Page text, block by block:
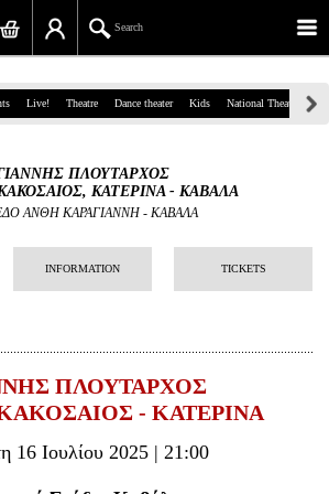
Search
39, Panepistimiou Str, Athens
info@ticketservices.gr
Sign up/Sign in
Personal Data
Information
Live! Theatre Dance theater Kids National Theatre
ΠΛΟΥΤΑΡΧΟΣ
ΚΑΤΕΡΙΝΑ - ΚΑΒΑΛΑ
ΑΝΘΗ ΚΑΡΑΓΙΑΝΝΗ - ΚΑΒΑΛΑ
INFORMATION TICKETS
ΠΛΟΥΤΑΡΧΟΣ
- ΚΑΤΕΡΙΝΑ
16 Ιουλίου 2025 | 21:00